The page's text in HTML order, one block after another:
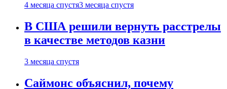
4 месяца спустя3 месяца спустя
В США решили вернуть расстрелы
в качестве методов казни
3 месяца спустя
Саймонс объяснил, почему